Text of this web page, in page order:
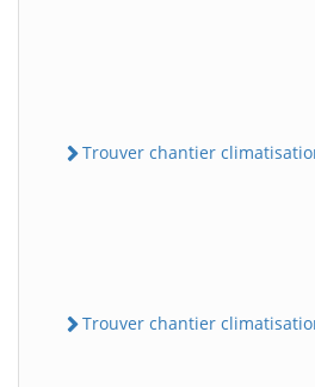
Trouver chantier
Trouver chantier climatisation